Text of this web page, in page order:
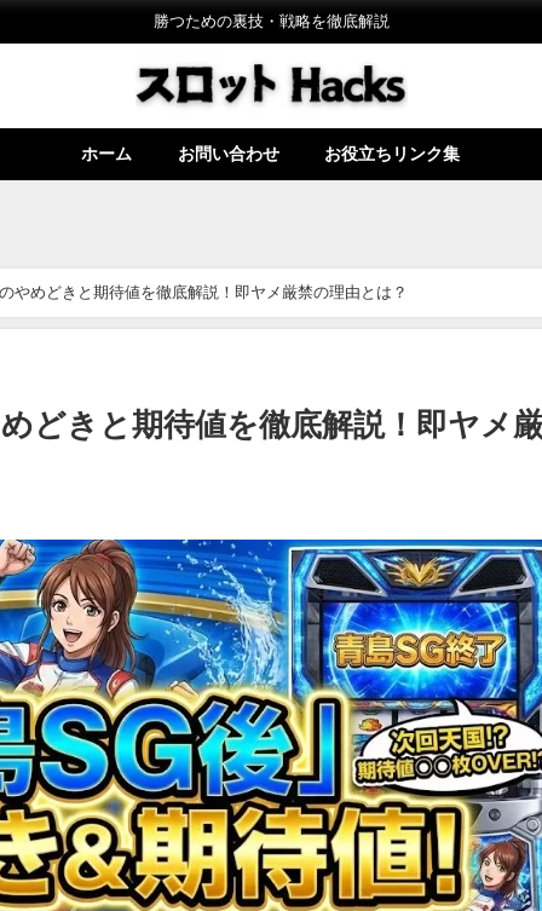
勝つための裏技・戦略を徹底解説
ホーム お問い合わせ お役立ちリンク集
やめどきと期待値を徹底解説！即ヤメ厳禁の理由とは？
どきと期待値を徹底解説！即ヤメ